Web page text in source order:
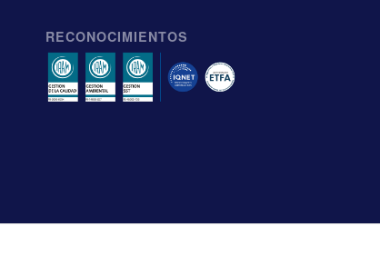
RECONOCIMIENTOS